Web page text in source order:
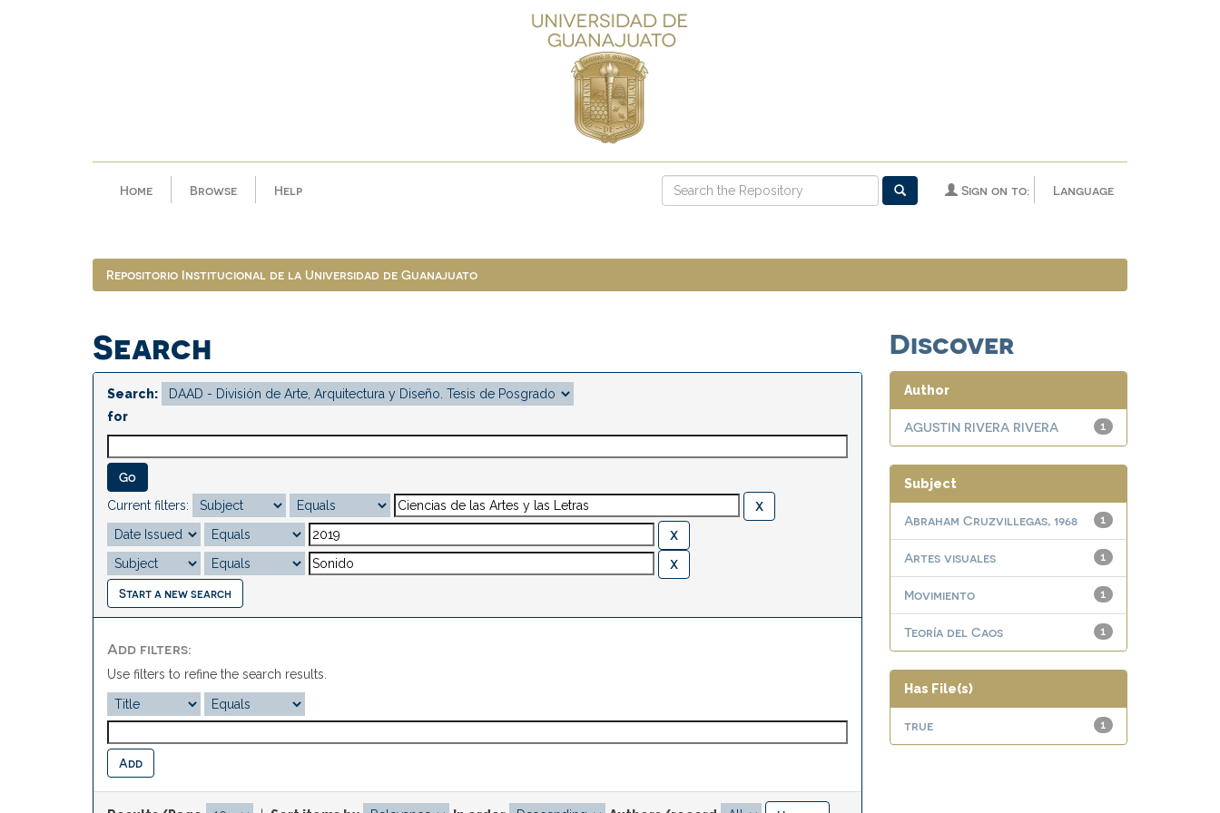
Home Browse Help Language
Sign on to:
Repositorio Institucional de la Universidad de Guanajuato
Search
Search:
for
Current filters:
Start a new search
Add filters:
Use filters to refine the search results.
Discover
Author
1
AGUSTIN RIVERA RIVERA
Subject
1
Abraham Cruzvillegas, 1968
1
Artes visuales
1
Movimiento
1
Teoría del Caos
Has File(s)
1
true